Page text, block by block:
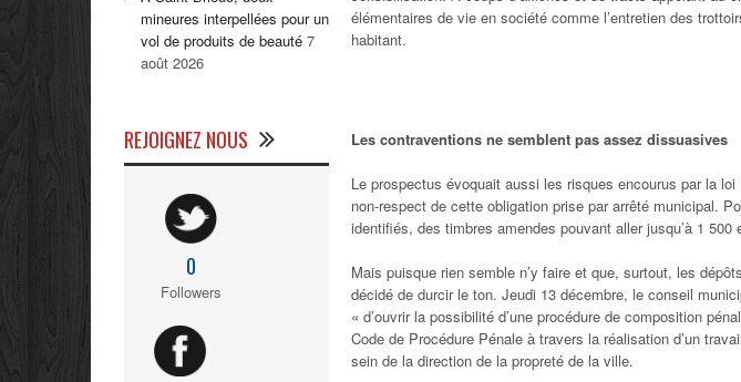
élémentaires de vie en société comme l’entretien des
habitant.
Les contraventions ne semblent pas assez dissuasives
Le prospectus évoquait aussi les risques encourus par la
non-respect de cette obligation prise par arrêté municipal.
identifiés, des timbres amendes pouvant aller jusqu’à 1 500
Mais puisque rien semble n’y faire et que, surtout, les
décidé de durcir le ton. Jeudi 13 décembre, le conseil
« d’ouvrir la possibilité d’une procédure de composition
Code de Procédure Pénale à travers la réalisation d’un
sein de la direction de la propreté de la ville.
mineures interpellées pour un
vol de produits de beauté 7
août 2026
REJOIGNEZ NOUS
0
Followers